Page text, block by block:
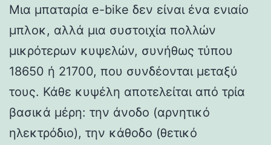
Μια μπαταρία e-bike δεν είναι ένα ενιαίο
μπλοκ, αλλά μια συστοιχία πολλών
μικρότερων κυψελών, συνήθως τύπου
18650 ή 21700, που συνδέονται μεταξύ
τους. Κάθε κυψέλη αποτελείται από τρία
βασικά μέρη: την άνοδο (αρνητικό
ηλεκτρόδιο), την κάθοδο (θετικό